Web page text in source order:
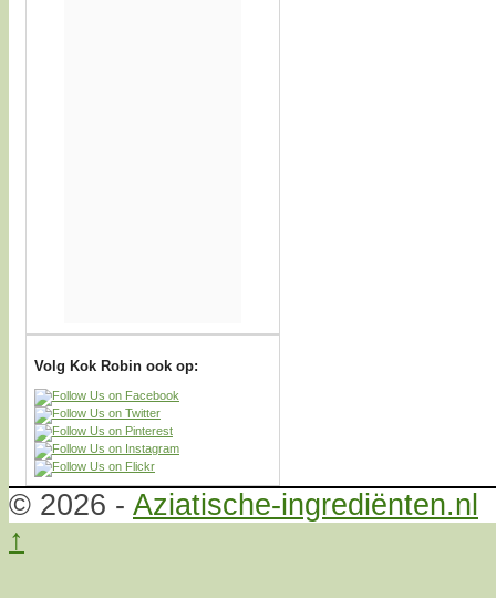
Volg Kok Robin ook op:
© 2026 - Aziatische-ingrediënten.nl
↑